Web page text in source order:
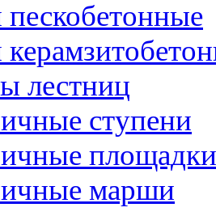
пескобетонные
лестниц
ступени
площадки
марши